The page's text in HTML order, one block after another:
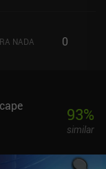
NADA 0
93%
similar